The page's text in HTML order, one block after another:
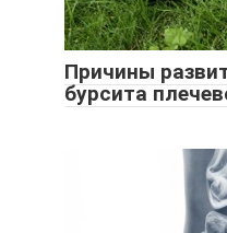
Причины
бурсита